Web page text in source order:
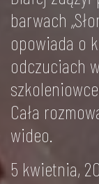
barwach
opowiada o
odczuciach
Cała
wideo.
5 kwietnia,